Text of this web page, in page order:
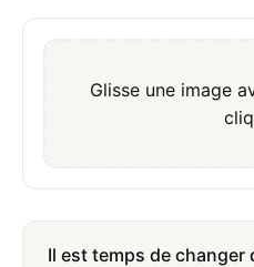
Glisse une image
Il est temps de changer